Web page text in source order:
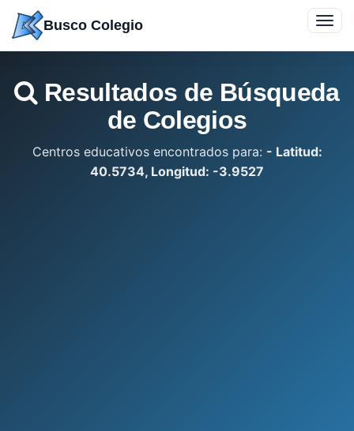
contenido
Busco Colegio
Resultados de Búsqueda
de Colegios
Centros educativos encontrados para: - Latitud:
40.5734, Longitud: -3.9527